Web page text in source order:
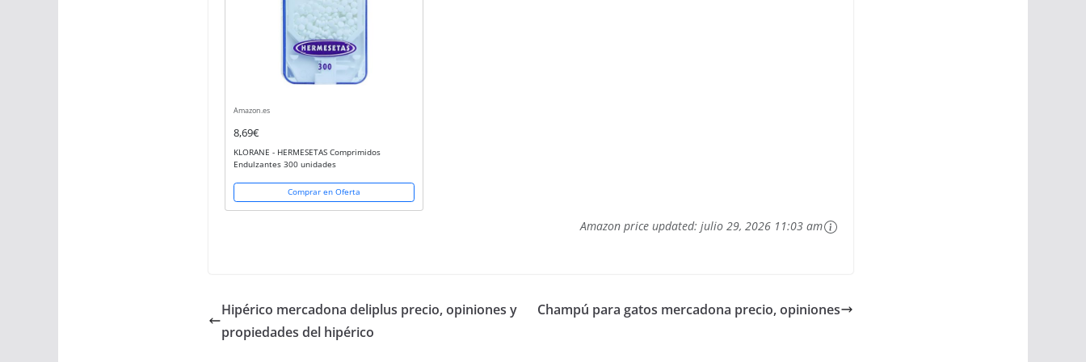
Amazon.es
8,69€
KLORANE - HERMESETAS Comprimidos
Endulzantes 300 unidades
Comprar en Oferta
Amazon price updated: julio 29, 2026 11:03 am
Hipérico mercadona deliplus precio, opiniones y
propiedades del hipérico
Champú para gatos mercadona precio, opiniones